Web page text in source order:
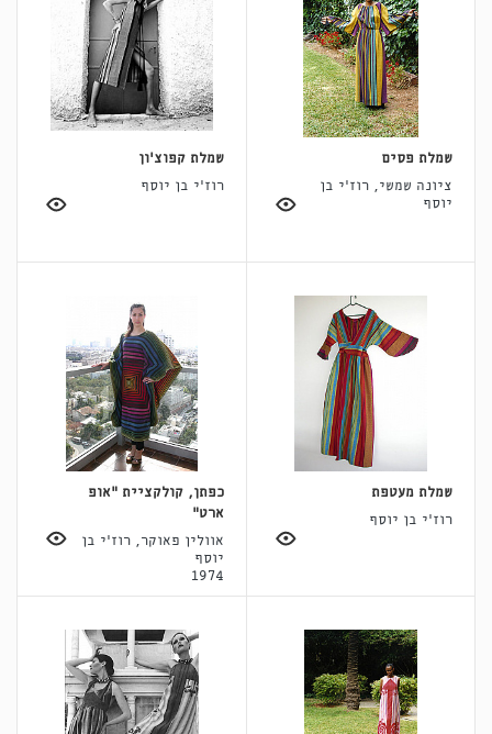
שמלת פסים
ציונה שמשי, רוז'י בן
יוסף
שמלת קפוצ'ון
רוז'י בן יוסף
שמלת מעטפת
רוז'י בן יוסף
כפתן, קולקציית "אופ
ארט"
אוולין פאוקר, רוז'י בן
יוסף
1974